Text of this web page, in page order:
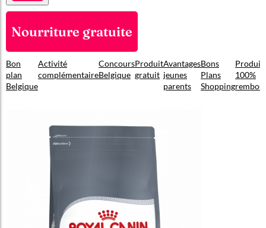
Nourriture gratuite
Bon
plan
Belgique
Activité
complémentaire
Concours
Belgique
Produit
gratuit
Avantages
jeunes
parents
Bons
Plans
Shopping
Produit
100%